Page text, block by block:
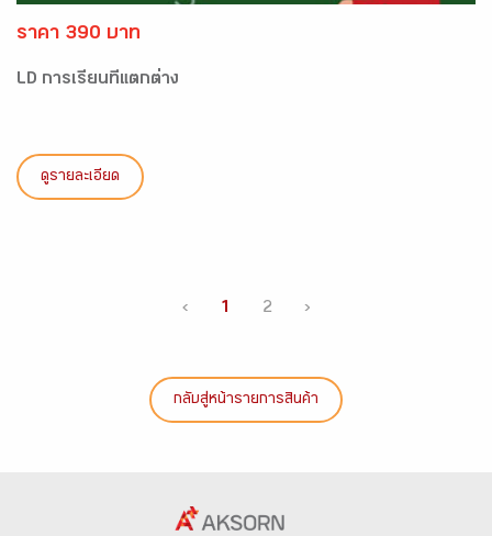
ราคา 390 บาท
LD การเรียนที่แตกต่าง
ดูรายละเอียด
‹ 1 2 ›
กลับสู่หน้ารายการสินค้า